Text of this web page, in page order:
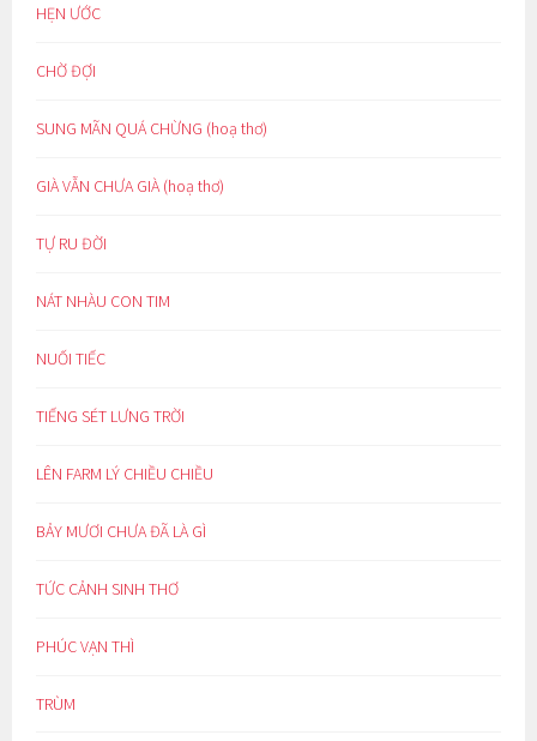
HẸN ƯỚC
CHỜ ĐỢI
SUNG MÃN QUÁ CHỪNG (hoạ thơ)
GIÀ VẪN CHƯA GIÀ (hoạ thơ)
TỰ RU ĐỜI
NÁT NHÀU CON TIM
NUỐI TIẾC
TIẾNG SÉT LƯNG TRỜI
LÊN FARM LÝ CHIỀU CHIỀU
BẢY MƯƠI CHƯA ĐÃ LÀ GÌ
TỨC CẢNH SINH THƠ
PHÚC VẠN THÌ
TRÙM